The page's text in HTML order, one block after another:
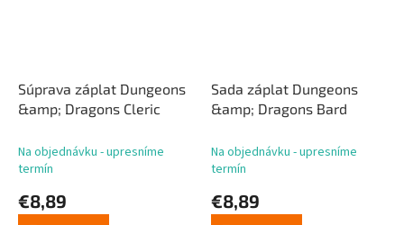
Súprava záplat Dungeons
&amp; Dragons Cleric
Na objednávku - upresníme
termín
€8,89
Sada záplat Dungeons
&amp; Dragons Bard
Na objednávku - upresníme
termín
€8,89